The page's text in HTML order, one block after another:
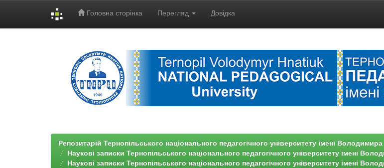
Головна сторінка Перегляд Довідка
Репозитарій Тернопільського національного педагогічного університету імені
Наукові записки Тернопільського національного педагогічного університету імені
Наукові записки Тернопільського національного педагогічного університету імені